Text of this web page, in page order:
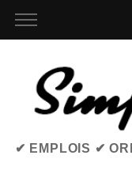
✔ EMPLOIS ✔